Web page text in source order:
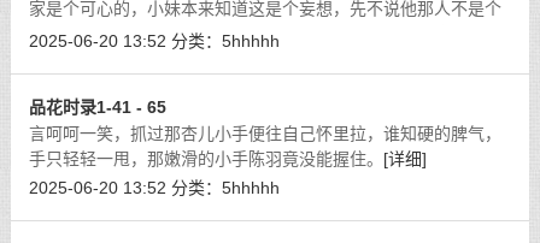
家是个可心的，小妹本来知道这是个妄想，先不说他那人不是个
俗常之人，单只说他已有了姐姐，小妹就绝对不敢再行窥觑。奈
2025-06-20 13:52 分类： 5hhhhh
品花时录1-41 - 65
言呵呵一笑，抓过那杏儿小手便往自己怀里拉，谁知硬的脾气，
手只轻轻一甩，那嫩滑的小手陈羽竟没能握住。 [详细]
2025-06-20 13:52 分类： 5hhhhh